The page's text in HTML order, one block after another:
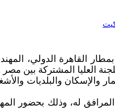
القاهرة الدولي،
العليا المشتركة بين مصر
والإسكان والبلديات
له، وذلك بحضور